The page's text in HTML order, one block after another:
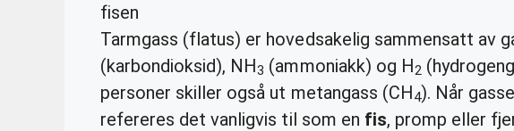
fisen
Tarmgass (flatus) er hovedsakelig sammensatt av
(karbondioksid), NH3 (ammoniakk) og H2
personer skiller også ut metangass (CH4). Når
refereres det vanligvis til som en fis, promp eller